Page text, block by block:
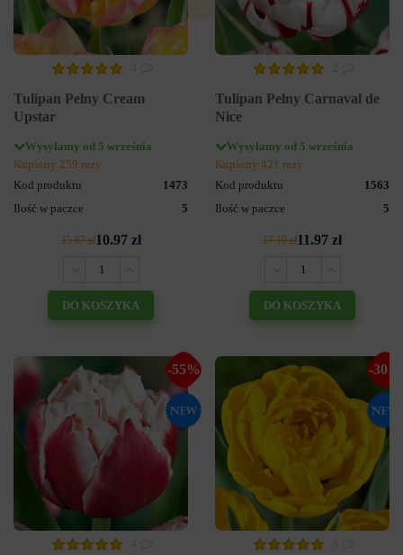
Tulipan Pełny Cream
Upstar
Wysyłamy od 5 września
Kupiony 259 razy
Kod produktu
1473
Ilość w paczce
5
15.67 zł10.97 zł
DO KOSZYKA
Tulipan Pełny Carnaval de
Nice
Wysyłamy od 5 września
Kupiony 421 razy
Kod produktu
1563
Ilość w paczce
5
17.10 zł11.97 zł
DO KOSZYKA
-55% -30%